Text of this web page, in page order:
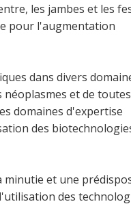
les jambes et les
pour l'augmentation
dans divers
et de
domaines d'expertise
des
minutie et une
des